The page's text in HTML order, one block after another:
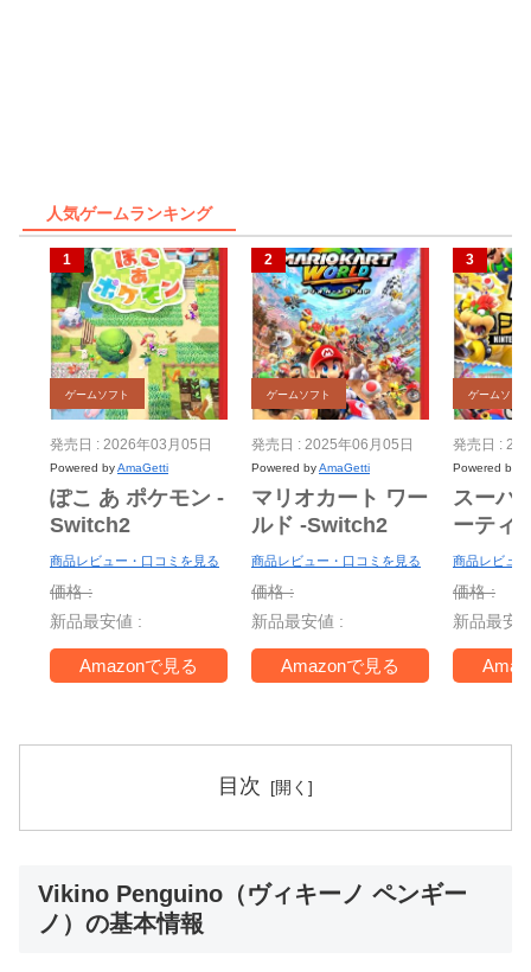
人気ゲームランキング
ゲームソフト
発売日 : 2026年03月05日
Powered byAmaGetti
ぽこ あ ポケモン -
Switch2
商品レビュー・口コミを見る
価格 :
新品最安値 :
Amazonで見る
ゲームソフト
発売日 : 2025年06月05日
Powered byAmaGetti
マリオカート ワー
ルド -Switch2
商品レビュー・口コミを見る
価格 :
新品最安値 :
Amazonで見る
ゲームソフト
発売日 :
Powered by
スーパ
ーティ
ー
Switch
＋ ジャ
TV -
商品レビュ
価格 :
新品最安
目次
Vikino Penguino（ヴィキーノ ペンギー
ノ）の基本情報